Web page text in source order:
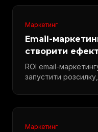
Маркетинг
Email-
створити
ROI email-
запустити
Маркетинг